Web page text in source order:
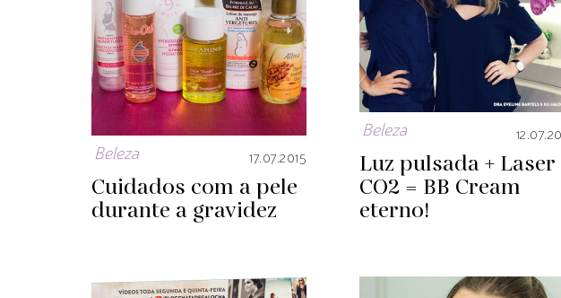
Beleza
Luz pulsada + Laser
CO2 = BB Cream
eterno!
Beleza 17.07.2015
Cuidados com a pele
durante a gravidez